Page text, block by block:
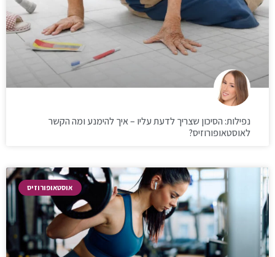
נפילות: הסיכון שצריך לדעת עליו – איך להימנע ומה הקשר
לאוסטאופורוזיס?
אוסטאופורוזיס